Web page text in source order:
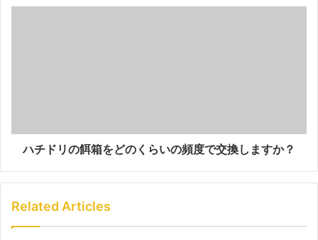
ハチドリの餌箱をどのくらいの頻度で交換しますか？
Related Articles